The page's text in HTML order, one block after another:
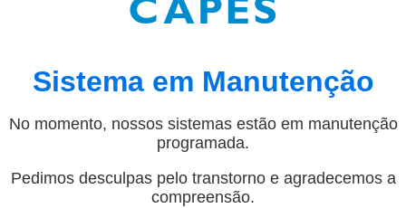
Sistema em Manutenção
No momento, nossos sistemas estão em manutenção
programada.
Pedimos desculpas pelo transtorno e agradecemos a
compreensão.